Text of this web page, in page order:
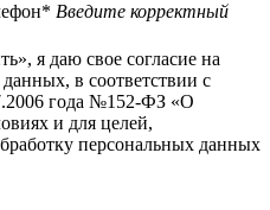
Введите корректный
я даю свое согласие на
в соответствии с
года №152-ФЗ «О
и для целей,
персональных данных